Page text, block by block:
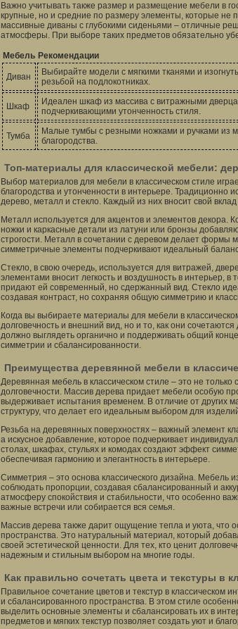
Важно учитывать также размер и размещение мебели в
крупные, но и средние по размеру элементы, которые не
массивные диваны с глубокими сиденьями – отличные
атмосферы. При выборе таких предметов обязательно
Мебель Рекомендации
Диван
Выбирайте модели с мягкими тканями и
резьбой на подлокотниках.
Шкаф
Идеален шкаф из массива с витражными
подчеркивающими утонченность стиля.
Тумба
Малые тумбы с резными ножками и ручками из
благородства.
Топ-материалы для классической мебели:
Выбор материалов для мебели в классическом стиле
благородства и утонченности в интерьере. Традиционно
дерево, металл и стекло. Каждый из них вносит свой
Металл используется для акцентов и элементов декора.
ножки и каркасные детали из латуни или бронзы
строгости. Металл в сочетании с деревом делает формы
симметричные элементы подчеркивают идеальный
Стекло, в свою очередь, используется для витражей,
элементами вносит легкость и воздушность в интерьер,
придают ей современный, но сдержанный вид. Стекло
создавая контраст, но сохраняя общую симметрию и
Когда вы выбираете материалы для мебели в
долговечность и внешний вид, но и то, как они
должно выглядеть органично и поддерживать общий
симметрии и сбалансированности.
Преимущества деревянной мебели в
Деревянная мебель в классическом стиле – это не только
долговечности. Массив дерева придает мебели особую
выдерживает испытания временем. В отличие от других
структуру, что делает его идеальным выбором для
Резьба на деревянных поверхностях – важный элемент
а искусное добавление, которое подчеркивает
столах, шкафах, стульях и комодах создают эффект
обеспечивая гармонию и элегантность в интерьере.
Симметрия – это основа классического дизайна. Мебель
соблюдать пропорции, создавая сбалансированный и
атмосферу спокойствия и стабильности, что особенно
важные встречи или собирается вся семья.
Массив дерева также дарит ощущение тепла и уюта, что
пространства. Это натуральный материал, который
своей эстетической ценности. Для тех, кто ценит
надежным и стильным выбором на многие годы.
Как правильно сочетать цвета и текстуры в
Правильное сочетание цветов и текстур в классическом
и сбалансированного пространства. В этом стиле
выделить основные элементы и сбалансировать их в
предметов и мягких текстур позволяет создать уют и